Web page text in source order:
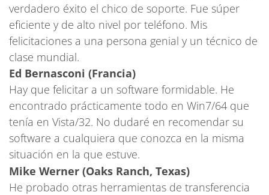
verdadero éxito el chico de soporte. Fue súper
eficiente y de alto nivel por teléfono. Mis
felicitaciones a una persona genial y un técnico de
clase mundial.
Ed Bernasconi (Francia)
Hay que felicitar a un software formidable. He
encontrado prácticamente todo en Win7/64 que
tenía en Vista/32. No dudaré en recomendar su
software a cualquiera que conozca en la misma
situación en la que estuve.
Mike Werner (Oaks Ranch, Texas)
He probado otras herramientas de transferencia